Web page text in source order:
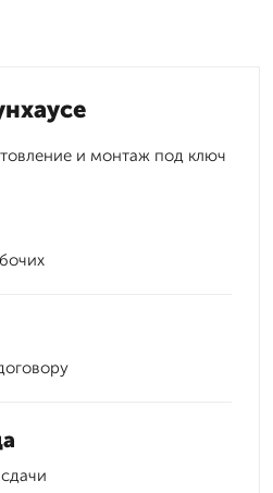
и монтаж под ключ